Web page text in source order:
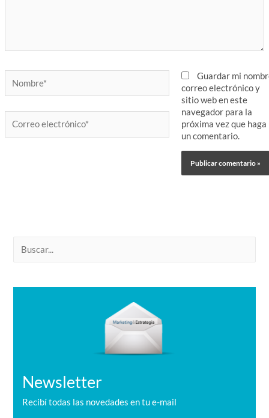
electrónico*
Guardar mi
correo electrónico y
sitio web en este
navegador para la
próxima vez que haga
un comentario.
a
Newsletter
Recibí todas las novedades en tu e-mail